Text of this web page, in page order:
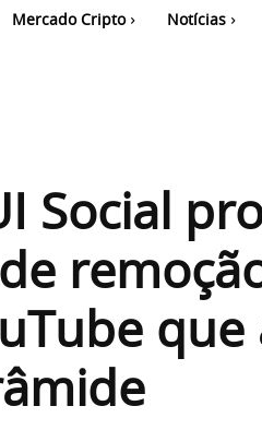
Mercado Cripto Notícias
Social